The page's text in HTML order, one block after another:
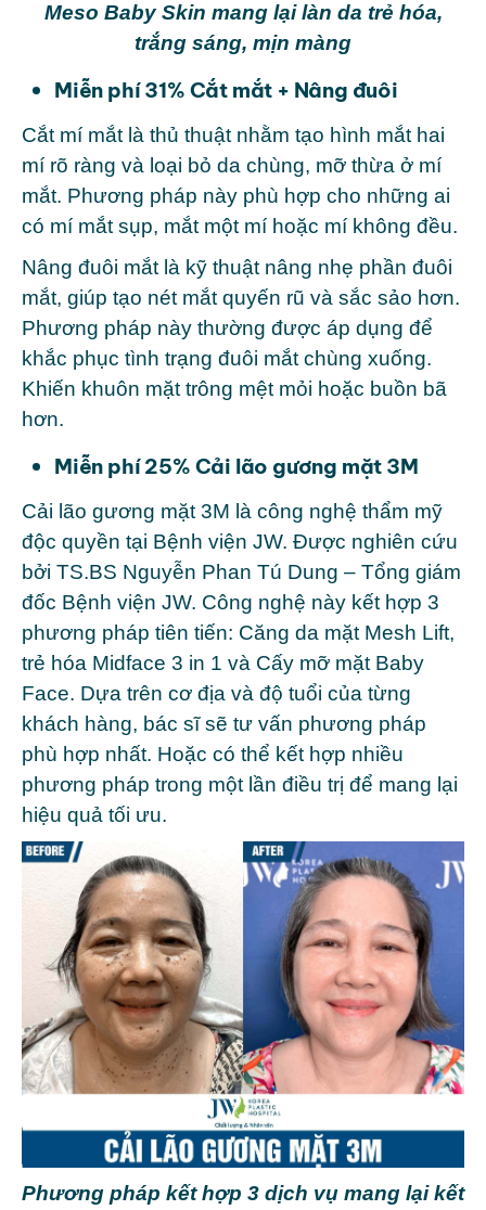
Meso Baby Skin mang lại làn da trẻ hóa,
trắng sáng, mịn màng
Miễn phí 31% Cắt mắt + Nâng đuôi
Cắt mí mắt là thủ thuật nhằm tạo hình mắt hai
mí rõ ràng và loại bỏ da chùng, mỡ thừa ở mí
mắt. Phương pháp này phù hợp cho những ai
có mí mắt sụp, mắt một mí hoặc mí không đều.
Nâng đuôi mắt là kỹ thuật nâng nhẹ phần đuôi
mắt, giúp tạo nét mắt quyến rũ và sắc sảo hơn.
Phương pháp này thường được áp dụng để
khắc phục tình trạng đuôi mắt chùng xuống.
Khiến khuôn mặt trông mệt mỏi hoặc buồn bã
hơn.
Miễn phí 25% Cải lão gương mặt 3M
Cải lão gương mặt 3M là công nghệ thẩm mỹ
độc quyền tại Bệnh viện JW. Được nghiên cứu
bởi TS.BS Nguyễn Phan Tú Dung – Tổng giám
đốc Bệnh viện JW. Công nghệ này kết hợp 3
phương pháp tiên tiến: Căng da mặt Mesh Lift,
trẻ hóa Midface 3 in 1 và Cấy mỡ mặt Baby
Face. Dựa trên cơ địa và độ tuổi của từng
khách hàng, bác sĩ sẽ tư vấn phương pháp
phù hợp nhất. Hoặc có thể kết hợp nhiều
phương pháp trong một lần điều trị để mang lại
hiệu quả tối ưu.
Phương pháp kết hợp 3 dịch vụ mang lại kết